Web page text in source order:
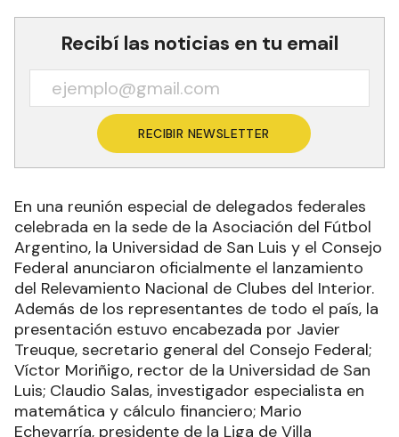
Recibí las noticias en tu email
RECIBIR NEWSLETTER
En una reunión especial de delegados federales
celebrada en la sede de la Asociación del Fútbol
Argentino, la Universidad de San Luis y el Consejo
Federal anunciaron oficialmente el lanzamiento
del Relevamiento Nacional de Clubes del Interior.
Además de los representantes de todo el país, la
presentación estuvo encabezada por Javier
Treuque, secretario general del Consejo Federal;
Víctor Moriñigo, rector de la Universidad de San
Luis; Claudio Salas, investigador especialista en
matemática y cálculo financiero; Mario
Echevarría, presidente de la Liga de Villa